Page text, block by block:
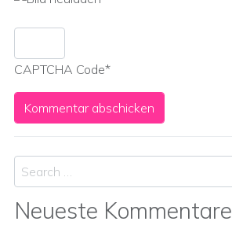
CAPTCHA Code*
Search
Neueste Kommentare